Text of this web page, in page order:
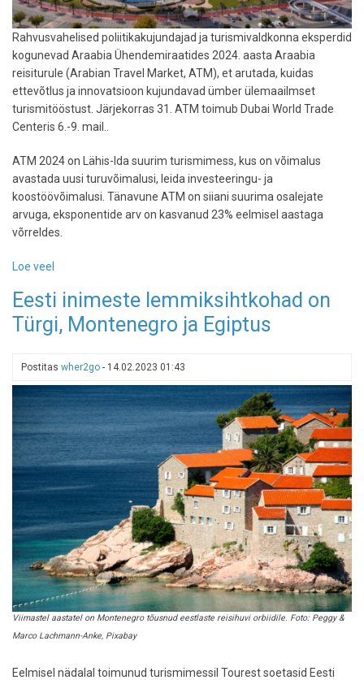
Rahvusvahelised poliitikakujundajad ja turismivaldkonna eksperdid
kogunevad Araabia Ühendemiraatides 2024. aasta Araabia
reisiturule (Arabian Travel Market, ATM), et arutada, kuidas
ettevõtlus ja innovatsioon kujundavad ümber ülemaailmset
turismitööstust. Järjekorras 31. ATM toimub Dubai World Trade
Centeris 6.-9. mail..
ATM 2024 on Lähis-Ida suurim turismimess, kus on võimalus
avastada uusi turuvõimalusi, leida investeeringu- ja
koostöövõimalusi. Tänavune ATM on siiani suurima osalejate
arvuga, eksponentide arv on kasvanud 23% eelmisel aastaga
võrreldes.
Loe veel
suurimal
tursimimessil
kuidas
ettevõtlus
ja
innovatsioon
muudavad
reisisektorit
Eesti inimeste lemmiksihtkohad on
Türgi, Montenegro ja Egiptus
Postitas wher2go - 14.02.2023 01:43
Viimastel aastatel on Montenegro tõusnud eestlaste reisihuvi orbiidile. Foto: Peggy &
Marco Lachmann-Anke, Pixabay
Eelmisel nädalal toimunud turismimessil Tourest soetasid Eesti